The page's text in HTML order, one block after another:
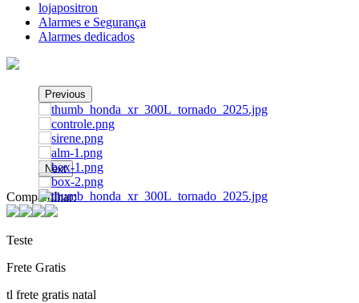
lojapositron
Alarmes e Segurança
Alarmes dedicados
Previous
Next
Compartilhar:
Teste
Frete Gratis
tl frete gratis natal